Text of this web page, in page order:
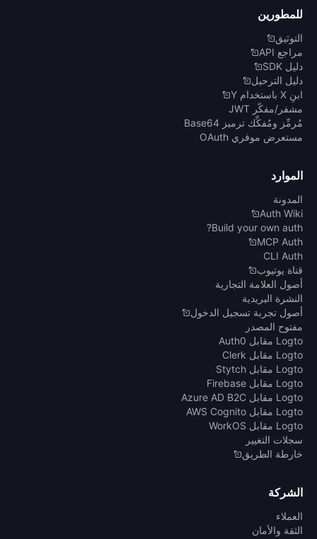
للمطورين
التوثيق
مراجع API
دليل SDK
دليل الترحيل
ابنِ X باستخدام Y
مشفر/مفكّر JWT
مُرمِّز ومُفكِّك ترميز Base64
مستعرض موفري OAuth
الموارد
المدونة
Auth Wiki
Build your own auth?
MCP Auth
CLI Auth
قناة يوتيوب
أصول العلامة التجارية
النشرة البريدية
أصول تجربة تسجيل الدخول
مفتوح المصدر
Logto مقابل Auth0
Logto مقابل Clerk
Logto مقابل Stytch
Logto مقابل Firebase
Logto مقابل Azure AD B2C
Logto مقابل AWS Cognito
Logto مقابل WorkOS
سجلات التغيير
خارطة الطريق
الشركة
العملاء
الثقة والأمان